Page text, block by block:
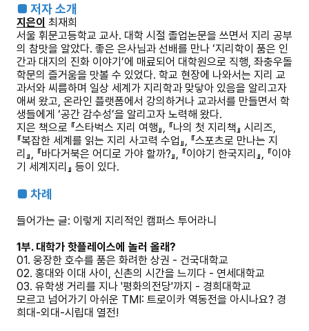
■ 저자 소개
지은이 최재희
서울 휘문고등학교 교사. 대학 시절 졸업논문을 쓰면서 지리 공부
의 참맛을 알았다. 좋은 은사님과 선배를 만나 ‘지리학이 품은 인
간과 대지의 진화 이야기’에 매료되어 대학원으로 직행, 좌충우돌
학문의 즐거움을 맛볼 수 있었다. 학교 현장에 나와서는 지리 교
과서와 씨름하며 일상 세계가 지리학과 맞닿아 있음을 알리고자
애써 왔고, 온라인 플랫폼에서 강의하거나 교과서를 만들면서 학
생들에게 ‘공간 감수성’을 알리고자 노력해 왔다.
지은 책으로 『스타벅스 지리 여행』, 『나의 첫 지리책』 시리즈,
『복잡한 세계를 읽는 지리 사고력 수업』, 『스포츠로 만나는 지
리』, 『바다거북은 어디로 가야 할까?』, 『이야기 한국지리』, 『이야
기 세계지리』 등이 있다.
■ 차례
들어가는 글: 이렇게 지리적인 캠퍼스 투어라니
1부. 대학가 핫플레이스에 놀러 올래?
01. 웅장한 호수를 품은 화려한 상권 - 건국대학교
02. 홍대와 이대 사이, 신촌의 시간을 느끼다 - 연세대학교
03. 유학생 거리를 지나 '평화의전당'까지 - 경희대학교
모르고 넘어가기 아쉬운 TMI: 트로이카 역동전을 아시나요? 경
희대-외대-시립대 열전!